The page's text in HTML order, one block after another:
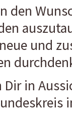
den
und
Dir in